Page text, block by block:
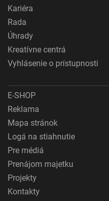
Kariéra
Rada
Úhrady
Kreatívne centrá
Vyhlásenie o prístupnosti
E-SHOP
Reklama
Mapa stránok
Logá na stiahnutie
Pre médiá
Prenájom majetku
Projekty
Kontakty